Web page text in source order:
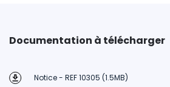
Documentation à télécharger
Notice - REF 10305 (1.5MB)